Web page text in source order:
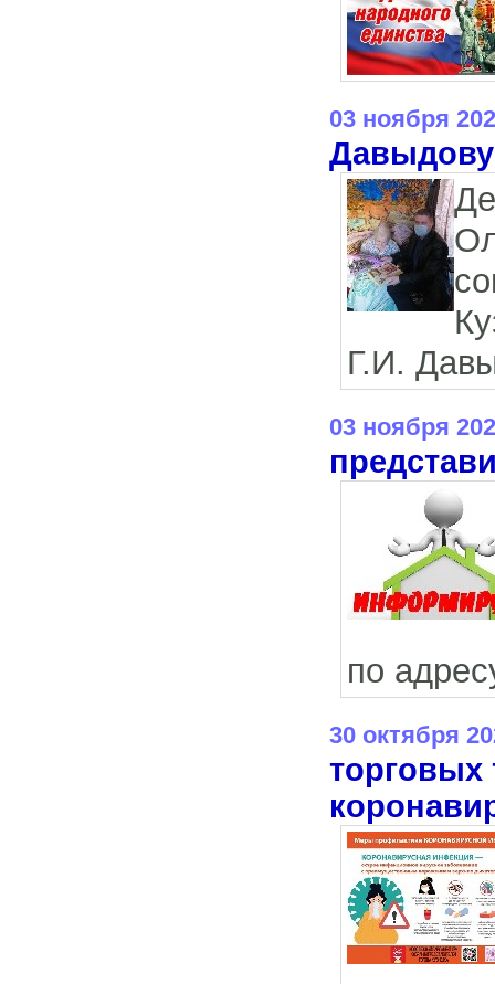
03 ноября
Г.И.
03 ноября
по
30 октября
торговых